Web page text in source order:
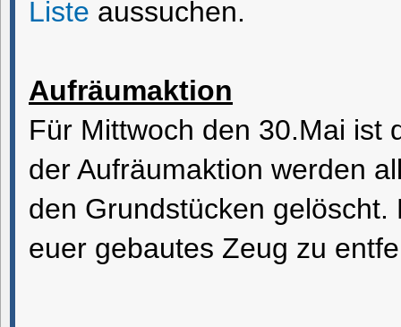
Liste aussuchen.
Aufräumaktion
Für Mittwoch den 30.Mai ist
der Aufräumaktion werden
den Grundstücken
euer gebautes Zeug zu